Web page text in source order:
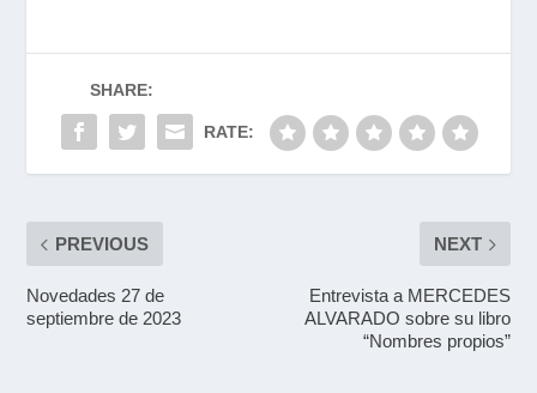
SHARE:
RATE:
PREVIOUS
Novedades 27 de
septiembre de 2023
NEXT
Entrevista a MERCEDES
ALVARADO sobre su libro
“Nombres propios”